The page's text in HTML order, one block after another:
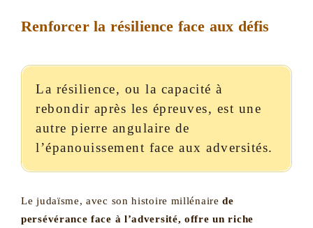
Renforcer la résilience face aux défis
La résilience, ou la capacité à
rebondir après les épreuves, est une
autre pierre angulaire de
l’épanouissement face aux adversités.
Le judaïsme, avec son histoire millénairede
persévérance face à l’adversité, offre un riche